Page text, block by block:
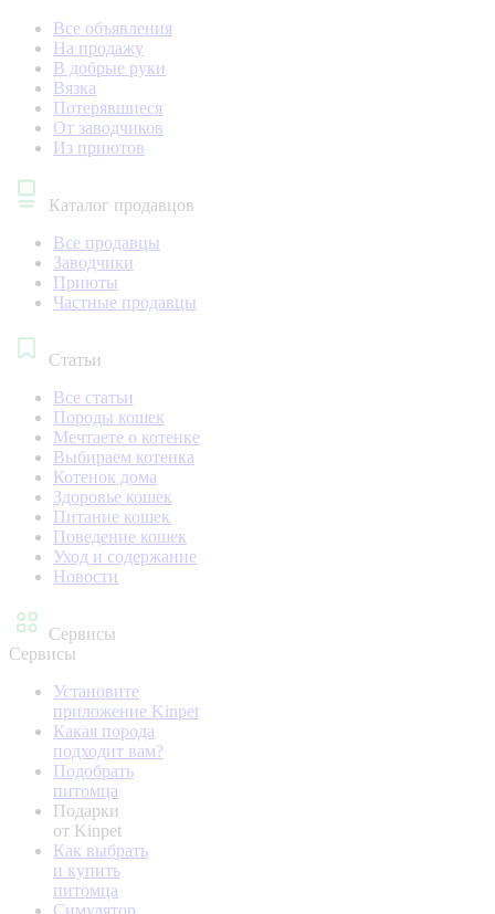
Все объявления
На продажу
В добрые руки
Вязка
Потерявшиеся
От заводчиков
Из приютов
Каталог продавцов
Все продавцы
Заводчики
Приюты
Частные продавцы
Статьи
Все статьи
Породы кошек
Мечтаете о котенке
Выбираем котенка
Котенок дома
Здоровье кошек
Питание кошек
Поведение кошек
Уход и содержание
Новости
Сервисы
Сервисы
Установите
приложение Kinpet
Какая порода
подходит вам?
Подобрать
питомца
Подарки
от Kinpet
Как выбрать
и купить
питомца
Симулятор